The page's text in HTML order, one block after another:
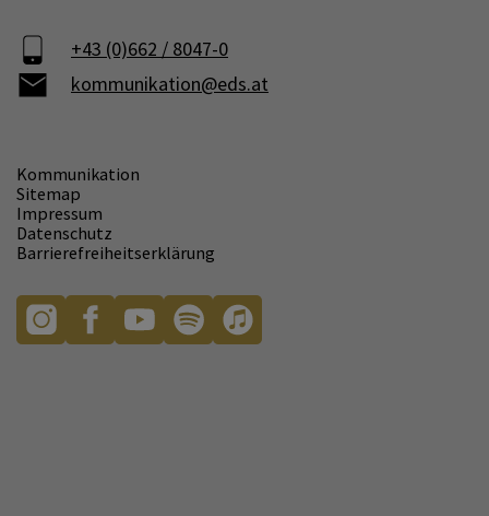
+43 (0)662 / 8047-0
kommunikation@eds.at
Kommunikation
Sitemap
Impressum
Datenschutz
Barrierefreiheitserklärung